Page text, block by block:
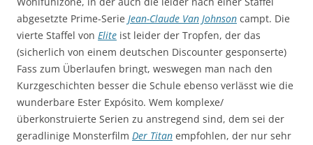
abgesetzte Prime-Serie Jean-Claude Van Johnson campt. Die
vierte Staffel von Elite ist leider der Tropfen, der das
(sicherlich von einem deutschen Discounter gesponserte)
Fass zum Überlaufen bringt, weswegen man nach den
Kurzgeschichten besser die Schule ebenso verlässt wie die
wunderbare Ester Expósito. Wem komplexe/
überkonstruierte Serien zu anstregend sind, dem sei der
geradlinige Monsterfilm Der Titan empfohlen, der nur sehr